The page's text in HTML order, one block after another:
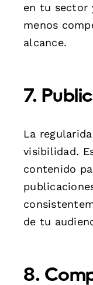
en tu sector
menos
alcance.
7.
La
visibilidad.
contenido
de tu
8.